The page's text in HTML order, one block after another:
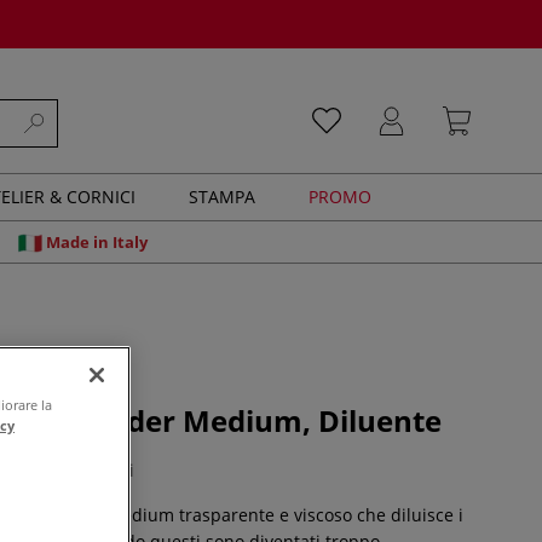
& CORNICI STAMPA PROMO
Made in Italy
Extender Medium, Diluente
0 recensioni
Akua è un medium trasparente e viscoso che diluisce i
la